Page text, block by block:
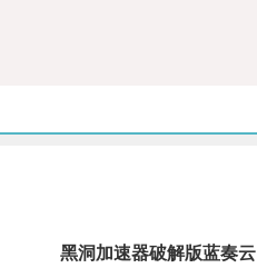
黑洞加速器破解版蓝奏云